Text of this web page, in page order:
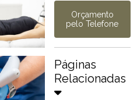
Orçamento
pelo Telefone
Páginas
Relacionadas